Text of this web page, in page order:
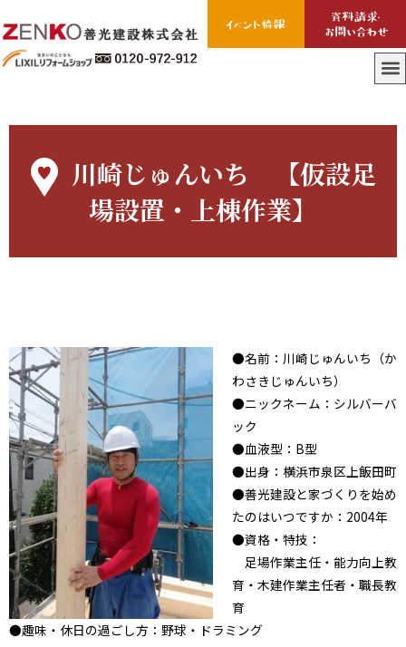
川崎じゅんいち 【仮設足
場設置・上棟作業】
●名前：川崎じゅんいち（か
わさきじゅんいち）
●ニックネーム：シルバーバ
ック
●血液型：B型
●出身：横浜市泉区上飯田町
●善光建設と家づくりを始め
たのはいつですか：2004年
●資格・特技：
足場作業主任・能力向上教
育・木建作業主任者・職長教
育
●趣味・休日の過ごし方：野球・ドラミング